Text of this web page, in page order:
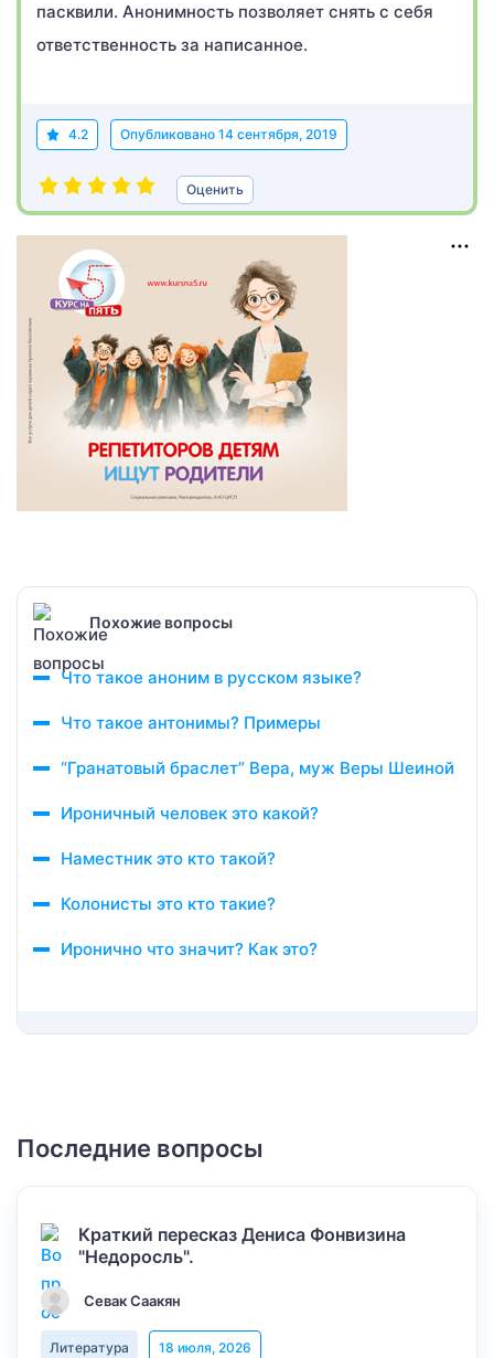
пасквили. Анонимность позволяет снять с себя
ответственность за написанное.
4.2 Опубликовано 14 сентября, 2019
Оценить
Похожие вопросы
Что такое аноним в русском языке?
Что такое антонимы? Примеры
“Гранатовый браслет” Вера, муж Веры Шеиной
Ироничный человек это какой?
Наместник это кто такой?
Колонисты это кто такие?
Иронично что значит? Как это?
Последние вопросы
Краткий пересказ Дениса Фонвизина
"Недоросль".
Севак Саакян
Литература 18 июля, 2026